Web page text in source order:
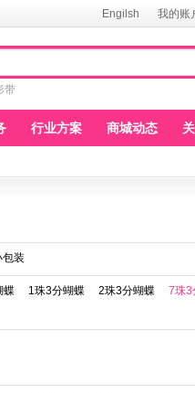
Engilsh 我的账
带
行业方案 商城动态
包装
蝶 1珠3分蝴蝶 2珠3分蝴蝶 7珠3